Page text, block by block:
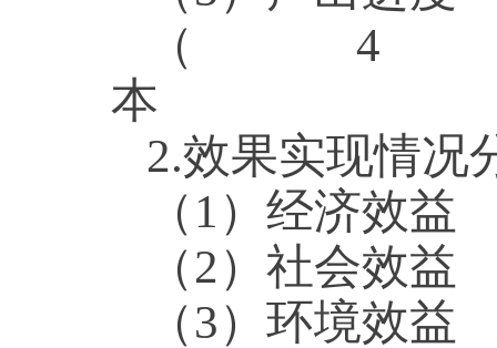
（4
2.效果实现情况
（1）经济效益
（2）社会效益
（3）环境效益